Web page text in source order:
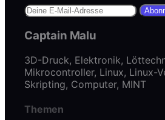
Captain Malu
3D-Druck, Elektronik,
Mikrocontroller, Linux, Linux-
Skripting, Computer, MINT
Themen